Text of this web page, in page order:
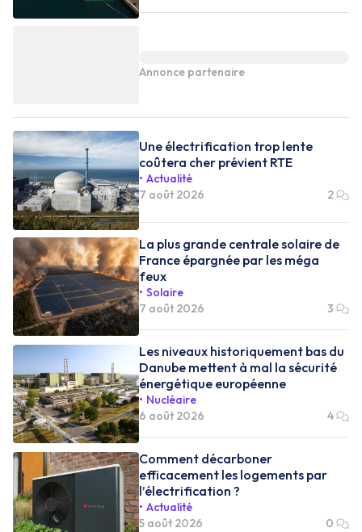
Annonce partenaire
Une électrification trop lente
coûtera cher prévient RTE
Actualité
7 août 2026
2
La plus grande centrale solaire de
France épargnée par les méga
feux
Solaire
7 août 2026
3
Les niveaux historiquement bas du
Danube mettent à mal la sécurité
énergétique européenne
Nucléaire
6 août 2026
4
Comment décarboner
efficacement les logements par
l’électrification ?
Actualité
5 août 2026
0